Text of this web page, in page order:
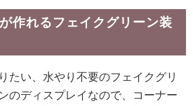
作れるフェイクグリーン装
たい、水やり不要のフェイクグリ
のディスプレイなので、コーナー